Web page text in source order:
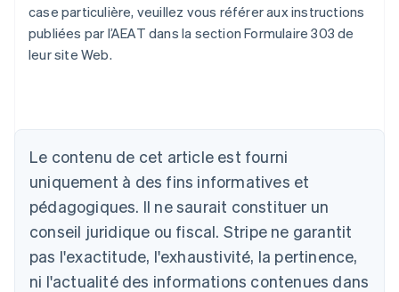
case particulière, veuillez vous référer aux instructions
publiées par l’AEAT dans la section Formulaire 303 de
leur site Web.
Le contenu de cet article est fourni
uniquement à des fins informatives et
pédagogiques. Il ne saurait constituer un
conseil juridique ou fiscal. Stripe ne garantit
pas l'exactitude, l'exhaustivité, la pertinence,
ni l'actualité des informations contenues dans
Allemagne
DeutschEnglish
Australie
English
Autriche
Deutsch English
Belgique
NederlandsFrançais DeutschEnglish